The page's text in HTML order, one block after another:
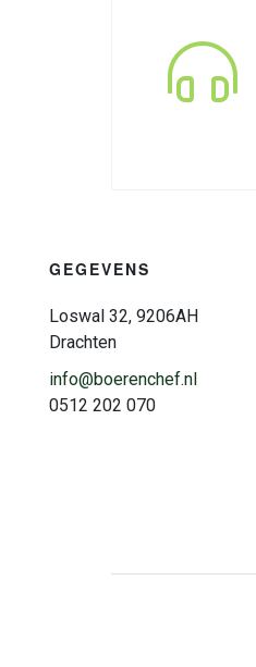
GEGEVENS
Loswal 32, 9206AH
Drachten
info@boerenchef.nl
0512 202 070